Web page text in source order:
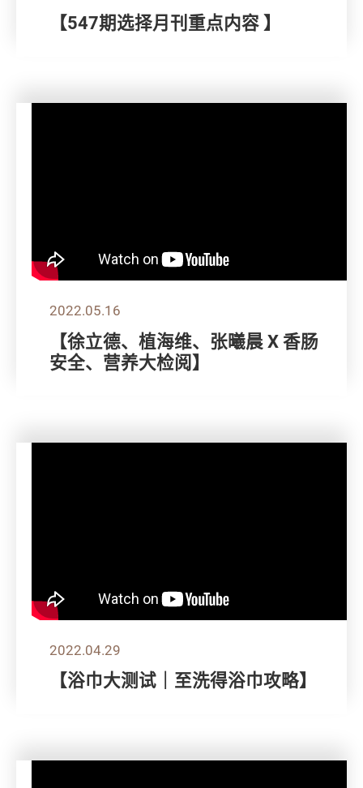
【547期选择月刊重点内容 】
2022.05.16
【徐立德、植海维、张曦晨 X 香肠
安全、营养大检阅】
2022.04.29
【浴巾大测试｜至洗得浴巾攻略】